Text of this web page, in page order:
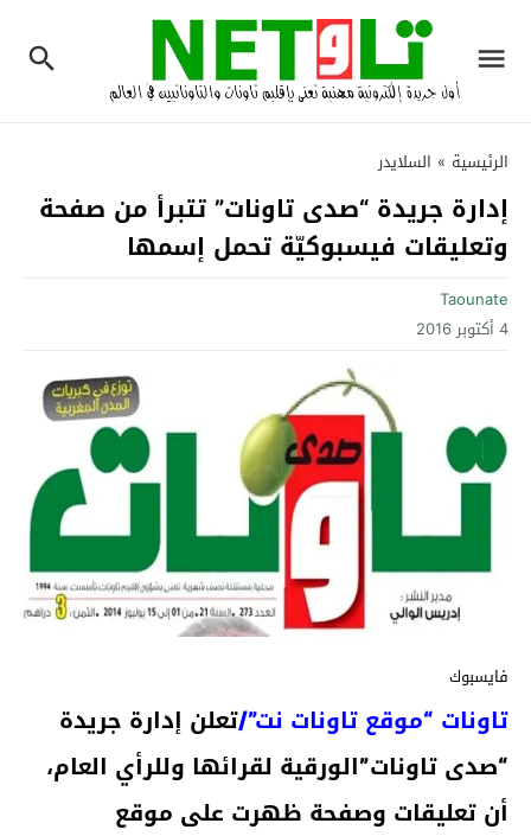
الرئيسية » السلايدر
إدارة جريدة “صدى تاونات” تتبرأ من صفحة
وتعليقات فيسبوكيّة تحمل إسمها
Taounate
4 أكتوبر 2016
فايسبوك
تاونات “موقع تاونات نت”/تعلن إدارة جريدة
“صدى تاونات”الورقية لقرائها وللرأي العام،
أن تعليقات وصفحة ظهرت على موقع